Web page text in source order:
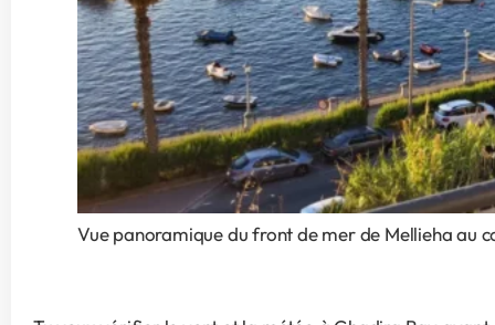
Vue panoramique du front de mer de Mellieha au